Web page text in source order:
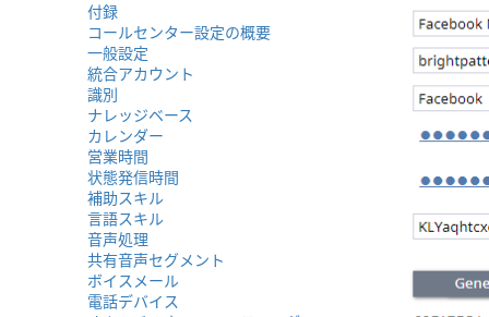
付録
コールセンター設定の概要
一般設定
統合アカウント
識別
ナレッジベース
カレンダー
営業時間
状態発信時間
補助スキル
言語スキル
音声処理
共有音声セグメント
ボイスメール
電話デバイス